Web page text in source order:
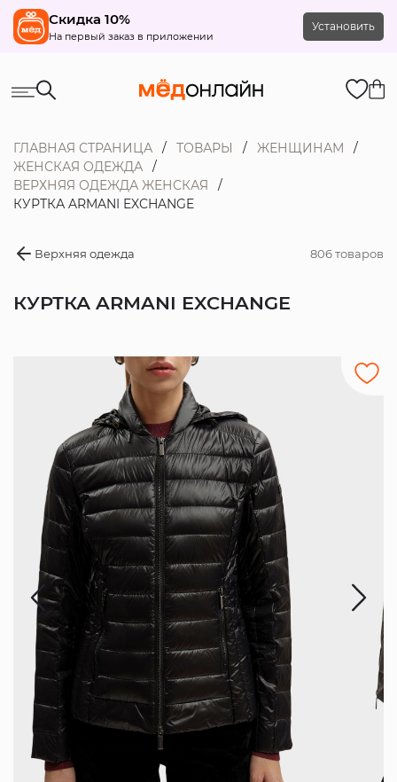
Скидка 10%
На первый заказ в приложении
Установить
ГЛАВНАЯ СТРАНИЦА ТОВАРЫ
ЖЕНЩИНАМ
ЖЕНСКАЯ ОДЕЖДА
ВЕРХНЯЯ ОДЕЖДА ЖЕНСКАЯ
КУРТКА ARMANI EXCHANGE
Верхняя одежда 806 товаров
КУРТКА ARMANI EXCHANGE